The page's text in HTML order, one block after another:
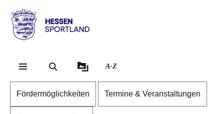
Hessen
Sportland
A-Z
Fördermöglichkeiten Termine & Veranstaltungen